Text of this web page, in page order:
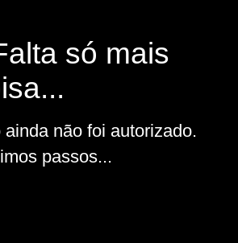
só mais
não foi autorizado.
passos...